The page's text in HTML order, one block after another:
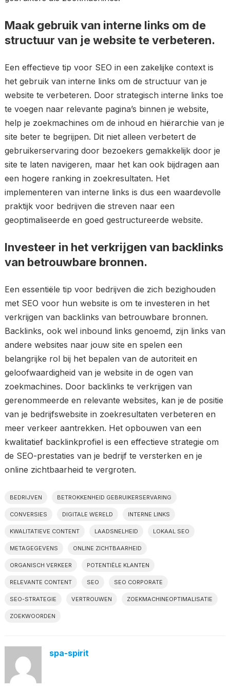
Maak gebruik van interne links om de
structuur van je website te verbeteren.
Een effectieve tip voor SEO in een zakelijke context is
het gebruik van interne links om de structuur van je
website te verbeteren. Door strategisch interne links toe
te voegen naar relevante pagina’s binnen je website,
help je zoekmachines om de inhoud en hiërarchie van je
site beter te begrijpen. Dit niet alleen verbetert de
gebruikerservaring door bezoekers gemakkelijk door je
site te laten navigeren, maar het kan ook bijdragen aan
een hogere ranking in zoekresultaten. Het
implementeren van interne links is dus een waardevolle
praktijk voor bedrijven die streven naar een
geoptimaliseerde en goed gestructureerde website.
Investeer in het verkrijgen van backlinks
van betrouwbare bronnen.
Een essentiële tip voor bedrijven die zich bezighouden
met SEO voor hun website is om te investeren in het
verkrijgen van backlinks van betrouwbare bronnen.
Backlinks, ook wel inbound links genoemd, zijn links van
andere websites naar jouw site en spelen een
belangrijke rol bij het bepalen van de autoriteit en
geloofwaardigheid van je website in de ogen van
zoekmachines. Door backlinks te verkrijgen van
gerenommeerde en relevante websites, kan je de positie
van je bedrijfswebsite in zoekresultaten verbeteren en
meer verkeer aantrekken. Het opbouwen van een
kwalitatief backlinkprofiel is een effectieve strategie om
de SEO-prestaties van je bedrijf te versterken en je
online zichtbaarheid te vergroten.
BEDRIJVEN BETROKKENHEID GEBRUIKERSERVARING
CONVERSIES DIGITALE WERELD INTERNE LINKS
KWALITATIEVE CONTENT LAADSNELHEID LOKAAL SEO
METAGEGEVENS ONLINE ZICHTBAARHEID
ORGANISCH VERKEER POTENTIËLE KLANTEN
RELEVANTE CONTENT SEO SEO CORPORATE
SEO-STRATEGIE VERTROUWEN ZOEKMACHINEOPTIMALISATIE
ZOEKWOORDEN
spa-spirit